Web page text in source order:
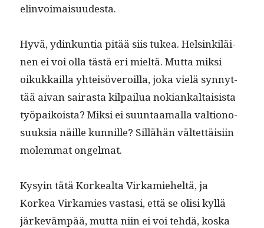
elinvoimaisuudesta.
Hyvä, ydinkun­tia pitää siis tukea. Helsinkiläi­
nen ei voi olla tästä eri mieltä. Mut­ta mik­si
oikukkail­la yhteisöveroil­la, joka vielä syn­nyt­
tää aivan sairas­ta kil­pailua nokiankaltai­sista
työ­paikoista? Mik­si ei suun­taa­mal­la val­tiono­
suuk­sia näille kun­nille? Sil­lähän väl­tet­täisi­in
molem­mat ongelmat.
Kysyin tätä Korkeal­ta Virkamieheltä, ja
Korkea Virkamies vas­tasi, että se olisi kyl­lä
järkeväm­pää, mut­ta niin ei voi tehdä, kos­ka